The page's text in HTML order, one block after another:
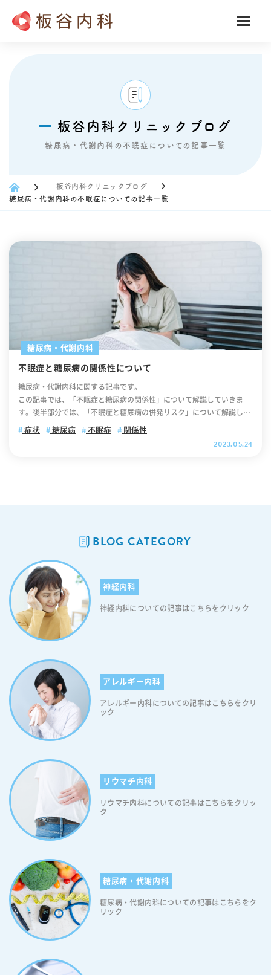
板谷内科クリニックブログ
糖尿病・代謝内科の不眠症についての記事一覧
板谷内科クリニックブログ
糖尿病・代謝内科の不眠症についての記事一覧
糖尿病・代謝内科
不眠症と糖尿病の関係性について
糖尿病・代謝内科に関する記事です。
この記事では、「不眠症と糖尿病の関係性」について解説していきま
す。後半部分では、「不眠症と糖尿病の併発リスク」について解説して
いますので、ぜひ最後までご覧ください。 .cv_box { text-align: cente
ps://itaya-naika.co.jp/static/user/images/common/icon_link_w.sv
line-block; } 【目次】 不眠症と糖尿病の症状 睡眠障害が糖尿病に与え
る影響について 不眠が糖尿病に与える影響について 糖尿病症状が不眠
症に与える影響とは 糖尿病患者さんに起こり得る眠気のメカニズム 体
内時計の乱れがもたらす影響 不眠症と糖尿病の併発リスク 不眠症、糖
尿病についていつでもご相談ください 不眠症と糖尿病の症状 不眠症と
糖尿病の症状の症状は、次の通りです。 ＜不眠症の症状＞ 不眠症と
は、入眠困難、中途覚醒、早朝覚醒、熟睡障害によって、その人にとっ
で、日中に倦怠感・意欲低下・集中力低下・食欲低下などの不調が出現
する病気です。不眠は、眠気、倦怠感、集中力低下、抑うつや不安など
の精神症状を引き起こし、その結果として生産性の低下、交通事故の増
加など、様々な人的及び社会経済的損失をもたらすと考えられておりま
す。したがって、「睡眠が浅い」「寝付けない」など、睡眠に関して気
になる症状がある方は、早い段階で医療機関に相談することをお勧めし
ます。なお、日本においては約5人に1人が不眠の症状で悩んでいると言
ご覧ください。 ＜糖尿病の症状＞ 糖尿病はインスリンが十分に働かな
いために、血液中を流れるブドウ糖という糖が増えてしまう病気です。
血糖の濃度が何年間も高いままで放置されると血管が傷つきます。そし
て将来的に心臓病や、失明、腎不全といった、より重い病気につながり
ます。そのため糖尿病の症状が見られた際には放置せず、速やかに糖尿
病専門医による診察を受けることが大切です。なお糖尿病は、症状の自
うな症状が現れてきます。 糖尿病の初期症状 ・立ちくらみ ・全身の倦
怠感、疲労感 ・喉が渇いて沢山の水がほしくなる ・手足のしびれ、冷
え、むくみ ・皮膚のかゆみ、乾燥 ・目がかすむ ・視力の低下 ・やけど
の痛みを感じにくい ・食べているのに痩せる ・残尿感がある ・尿の臭
いが気になる 睡眠障害が糖尿病に与える影響について 睡眠障害は、糖
尿病と密接な関係があることが研究で示されています。「不眠症」や
化」や「インスリン抵抗性の増加」を引き起こす可能性があります。ま
た、睡眠障害はストレスホルモンの分泌を増加させ、炎症反応を促進す
症状 糖尿病 不眠症 関係性
2023.05.24
BLOG CATEGORY
神経内科
神経内科についての記事はこちらをクリック
アレルギー内科
アレルギー内科についての記事はこちらをクリ
ック
リウマチ内科
リウマチ内科についての記事はこちらをクリッ
ク
糖尿病・代謝内科
糖尿病・代謝内科についての記事はこちらをク
リック